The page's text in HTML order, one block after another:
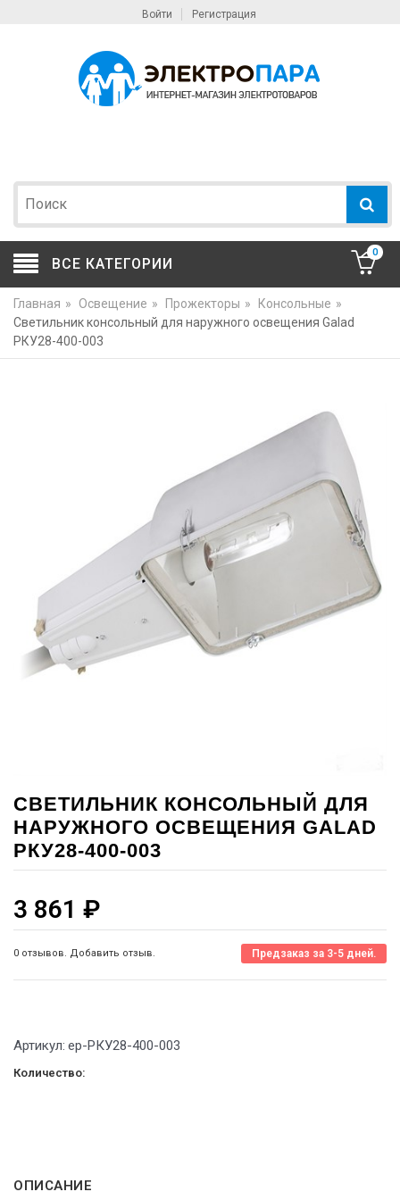
Войти Регистрация
ВСЕ КАТЕГОРИИ
0
Главная » Освещение » Прожекторы » Консольные »
Светильник консольный для наружного освещения Galad
РКУ28-400-003
СВЕТИЛЬНИК КОНСОЛЬНЫЙ ДЛЯ
НАРУЖНОГО ОСВЕЩЕНИЯ GALAD
РКУ28-400-003
3 861 ₽
0 отзывов. Добавить отзыв. Предзаказ за 3-5 дней.
Артикул: ep-РКУ28-400-003
Количество:
ОПИСАНИЕ